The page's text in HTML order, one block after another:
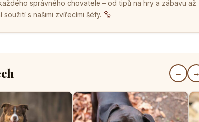
správného chovatele – od tipů na hry a zábavu až
s našimi zvířecími šéfy.
← →